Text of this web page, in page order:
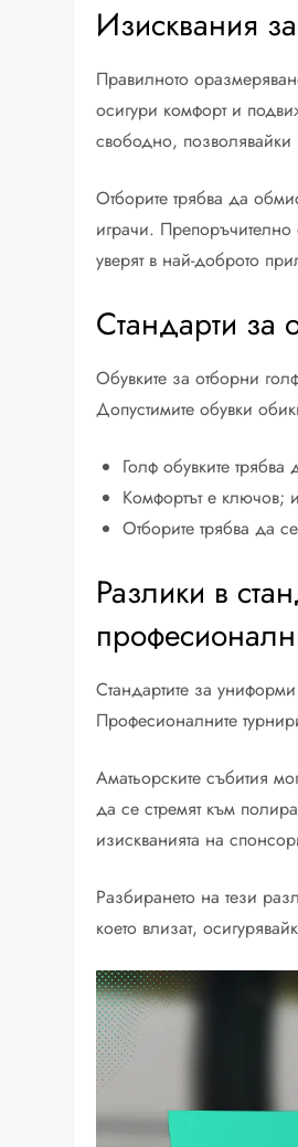
Изисквания
Правилното
осигури комфорт и
свободно, позволявайки
Отборите трябва да
играчи.
уверят в най-доброто
Стандарти за
Обувките за отборни
Допустимите обувки
Голф обувките
Комфортът е ключов;
Отборите трябва да
Разлики в
Стандартите за
Професионалните
Аматьорските събития
да се стремят към
изискванията на
Разбирането на тези
което влизат,